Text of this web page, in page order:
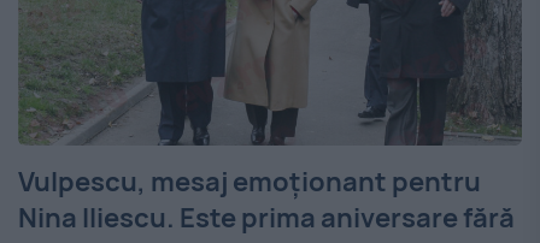
Vulpescu, mesaj emoționant pentru
Nina Iliescu. Este prima aniversare fără